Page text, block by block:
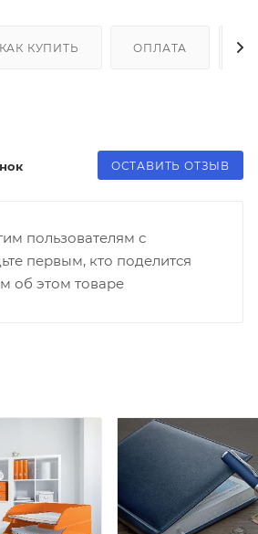
КАК КУПИТЬ ОПЛАТА
ОСТАВИТЬ ОТЗЫВ
пользователям с
первым, кто поделится
об этом товаре